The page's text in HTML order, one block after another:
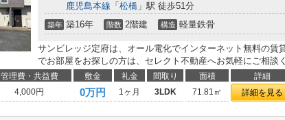
鹿児島本線 「 松橋 」駅 徒歩51分
築年 築16年 階数 2階建 構造 軽量鉄骨
サンビレッジ定府は、オール電化でインターネット無料の賃
でお部屋をお探しの方は、セレクト不動産へお気軽にご相談
管理費・共益費 敷金 礼金 間取り 面積 詳細
4,000円 0万円 1ヶ月 3LDK 71.81㎡ 詳細を見る